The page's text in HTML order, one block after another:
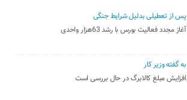
پس از تعطیلی بدلیل شرایط جنگی
آغاز مجدد فعالیت بورس با رشد 63هزار واحدی
به گفته وزیر کار
افزایش مبلغ کالابرگ در حال بررسی است